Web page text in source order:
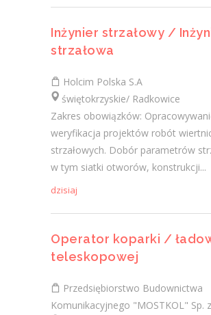
Inżynier strzałowy /
strzałowa
Holcim Polska S.A
świętokrzyskie/ Radkowice
Zakres obowiązków:
weryfikacja projektów robót
strzałowych. Dobór parametrów
w tym siatki otworów, konstrukcji...
dzisiaj
Operator koparki /
teleskopowej
Przedsiębiorstwo Budownictwa
Komunikacyjnego "MOSTKOL" Sp.